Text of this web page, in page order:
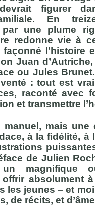
figurer
En
une plume
redonne vie à
l’histoire
Juan
ou Jules
: tout est
raconté avec
et transmettre
manuel, mais une
à la fidélité, à
de Julien
magnifique
absolument
les jeunes – et
de récits, et